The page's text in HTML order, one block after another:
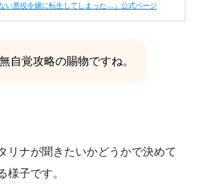
い悪役令嬢に転生してしまった…』公式ページ
自覚攻略の賜物ですね。
リナが聞きたいかどうかで決めて
様子です。